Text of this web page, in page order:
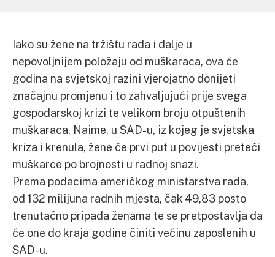
Iako su žene na tržištu rada i dalje u
nepovoljnijem položaju od muškaraca, ova će
godina na svjetskoj razini vjerojatno donijeti
značajnu promjenu i to zahvaljujući prije svega
gospodarskoj krizi te velikom broju otpuštenih
muškaraca. Naime, u SAD-u, iz kojeg je svjetska
kriza i krenula, žene će prvi put u povijesti preteći
muškarce po brojnosti u radnoj snazi.
Prema podacima američkog ministarstva rada,
od 132 milijuna radnih mjesta, čak 49,83 posto
trenutačno pripada ženama te se pretpostavlja da
će one do kraja godine činiti većinu zaposlenih u
SAD-u.